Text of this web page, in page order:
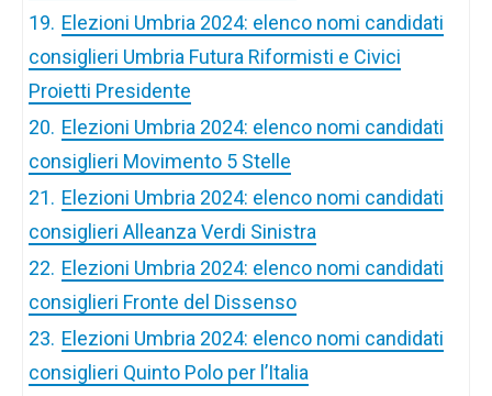
19. Elezioni Umbria 2024: elenco nomi candidati
consiglieri Umbria Futura Riformisti e Civici
Proietti Presidente
20. Elezioni Umbria 2024: elenco nomi candidati
consiglieri Movimento 5 Stelle
21. Elezioni Umbria 2024: elenco nomi candidati
consiglieri Alleanza Verdi Sinistra
22. Elezioni Umbria 2024: elenco nomi candidati
consiglieri Fronte del Dissenso
23. Elezioni Umbria 2024: elenco nomi candidati
consiglieri Quinto Polo per l’Italia